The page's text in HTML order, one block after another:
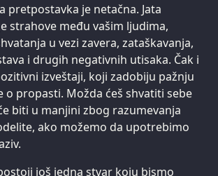
pretpostavka je netačna. Jata
strahove među vašim ljudima,
u vezi zavera, zataškavanja,
i drugih negativnih utisaka. Čak i
izveštaji, koji zadobiju pažnju
o propasti. Možda ćeš shvatiti sebe
biti u manjini zbog razumevanja
ako možemo da upotrebimo
još jedna stvar koju bismo